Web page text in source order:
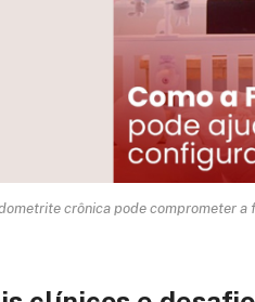
crônica pode comprometer